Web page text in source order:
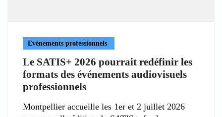
Evénements professionnels
Le SATIS+ 2026 pourrait redéfinir les
formats des événements audiovisuels
professionnels
Montpellier accueille les 1er et 2 juillet 2026